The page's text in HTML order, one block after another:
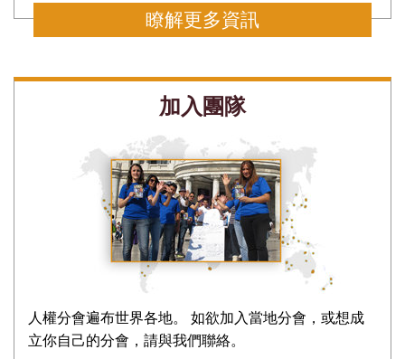
瞭解更多資訊
加入團隊
人權分會遍布世界各地。 如欲加入當地分會，或想成
立你自己的分會，請與我們聯絡。